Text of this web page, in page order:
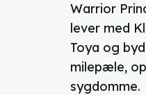
Warrior
lever med
Toya og
milepæle,
sygdomme.